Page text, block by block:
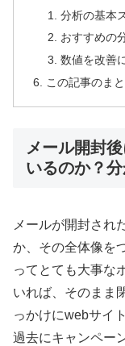
分析の基本
おすすめの
数値を改善
この記事のま
メール開封
いるのか？
メールが開封され
か、その全体像を
ってとても大事な
いれば、そのまま
っかけにwebサイ
過去にキャンペー